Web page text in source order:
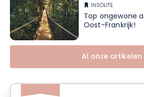
INSOLITE
Top ongewone
Oost-Frankrijk!
Al onze artikelen